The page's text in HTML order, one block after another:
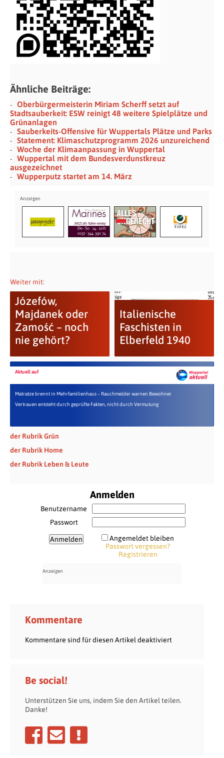
Ähnliche Beiträge:
Oberbürgermeisterin Miriam Scherff setzt auf
Stadtsauberkeit: ESW reinigt 48 weitere Spielplätze und
Grünanlagen
Sauberkeits-Offensive für Wuppertals Plätze und Parks
Statement: Klimaschutzprogramm 2026 unzureichend
Woche der Klimaanpassung in Wuppertal
Wuppertal mit dem Bundesverdunstkreuz
ausgezeichnet
Wupperputz startet am 14. März
Weiter mit:
Józefów,
Majdanek oder
Zamość – noch
nie gehört?
Italienische
Faschisten in
Elberfeld 1940
Aktuell auf
Matratze brennt in Mehrfamilienhaus – Rauchmelder warnen Bewohner
Vertrauen entsteht durch geprüfte Fakten, nicht durch Vermutung
der Rubrik Grün
der Rubrik Home
der Rubrik Leben & Leute
Anmelden
Benutzername
Passwort
Angemeldet bleiben
Passwort vergessen?
Registrieren
Kommentare
Kommentare sind für diesen Artikel deaktiviert
Be social!
Unterstützen Sie uns, indem Sie den Artikel teilen.
Danke!